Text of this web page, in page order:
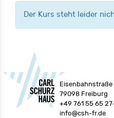
Der Kurs steht leider
Eisenbahnstraße
79098 Freiburg
+49 761 55 65
info@csh-fr.de